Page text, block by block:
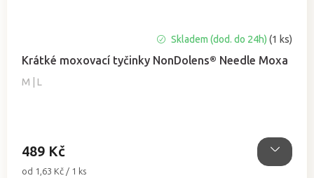
Krátké moxovací tyčinky NonDolens® Needle Moxa
M | L
Skladem (dod. do 24h) (1 ks)
489 Kč
Měrná
od 1,63 Kč / 1 ks